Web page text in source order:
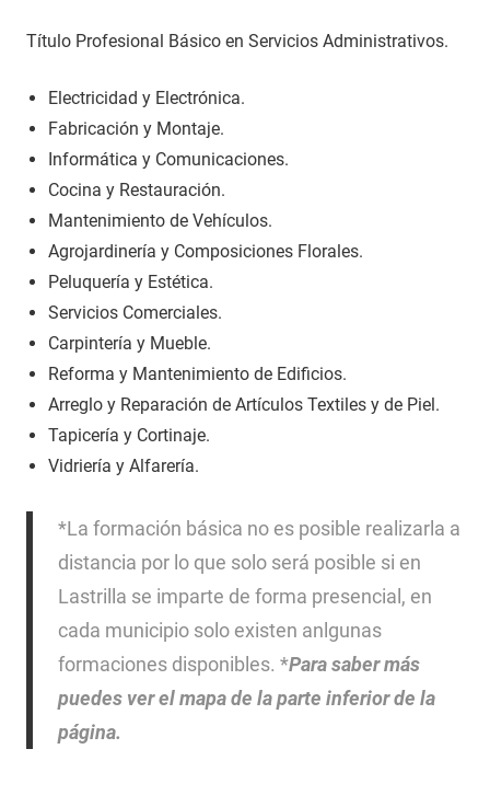
Título Profesional Básico en Servicios Administrativos.
Electricidad y Electrónica.
Fabricación y Montaje.
Informática y Comunicaciones.
Cocina y Restauración.
Mantenimiento de Vehículos.
Agrojardinería y Composiciones Florales.
Peluquería y Estética.
Servicios Comerciales.
Carpintería y Mueble.
Reforma y Mantenimiento de Edificios.
Arreglo y Reparación de Artículos Textiles y de Piel.
Tapicería y Cortinaje.
Vidriería y Alfarería.
*La formación básica no es posible realizarla a
distancia por lo que solo será posible si en
Lastrilla se imparte de forma presencial, en
cada municipio solo existen anlgunas
formaciones disponibles. *Para saber más
puedes ver el mapa de la parte inferior de la
página.